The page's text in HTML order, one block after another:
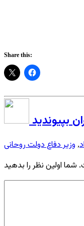
Share this:
بپیوندید
, وزیر دفاع دولت روحانی